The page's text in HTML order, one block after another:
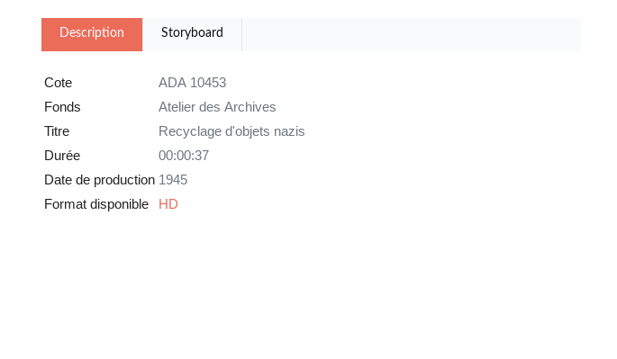
Description Storyboard
Cote
ADA 10453
Fonds
Atelier des Archives
Titre
Recyclage d'objets nazis
Durée
00:00:37
Date de production 1945
Format disponible
HD